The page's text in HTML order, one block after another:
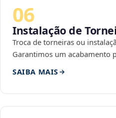
06
Instalação de
Troca de torneiras ou
Garantimos um acabamento
SAIBA MAIS